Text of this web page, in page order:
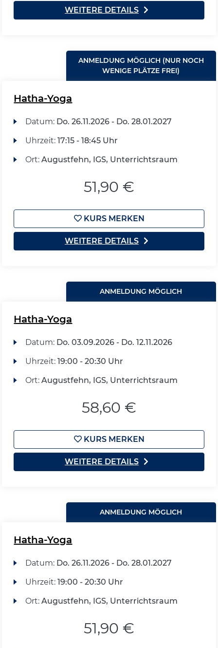
WEITERE DETAILS
ANMELDUNG MÖGLICH (NUR NOCH
WENIGE PLÄTZE FREI)
Hatha-Yoga
Datum: Do. 26.11.2026 - Do. 28.01.2027
Uhrzeit: 17:15 - 18:45 Uhr
Ort: Augustfehn, IGS, Unterrichtsraum
51,90 €
KURS MERKEN
WEITERE DETAILS
ANMELDUNG MÖGLICH
Hatha-Yoga
Datum: Do. 03.09.2026 - Do. 12.11.2026
Uhrzeit: 19:00 - 20:30 Uhr
Ort: Augustfehn, IGS, Unterrichtsraum
58,60 €
KURS MERKEN
WEITERE DETAILS
ANMELDUNG MÖGLICH
Hatha-Yoga
Datum: Do. 26.11.2026 - Do. 28.01.2027
Uhrzeit: 19:00 - 20:30 Uhr
Ort: Augustfehn, IGS, Unterrichtsraum
51,90 €